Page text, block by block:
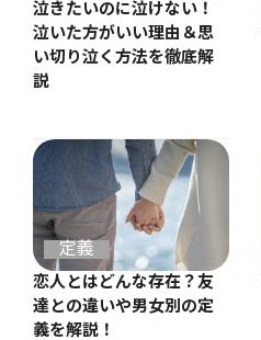
泣きたいのに泣けない！
泣いた方がいい理由＆思
い切り泣く方法を徹底解
説
定義
恋人とはどんな存在？友
達との違いや男女別の定
義を解説！